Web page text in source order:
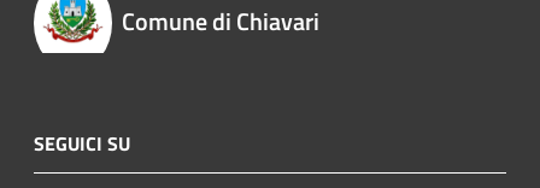
Comune di Chiavari
SEGUICI SU